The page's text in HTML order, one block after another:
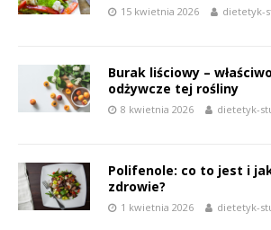
15 kwietnia 2026 dietetyk-
Burak liściowy –
odżywcze tej rośliny
8 kwietnia 2026 dietetyk-
Polifenole: co to jest i
zdrowie?
1 kwietnia 2026 dietetyk-